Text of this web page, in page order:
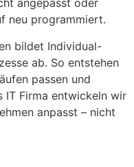
angepasst oder
neu programmiert.
bildet Individual-
ab. So entstehen
passen und
Firma entwickeln wir
anpasst – nicht